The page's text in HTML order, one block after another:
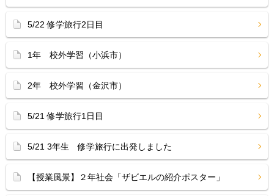
5/22 修学旅行2日目
1年 校外学習（小浜市）
2年 校外学習（金沢市）
5/21 修学旅行1日目
5/21 3年生 修学旅行に出発しました
【授業風景】２年社会「ザビエルの紹介ポスター」